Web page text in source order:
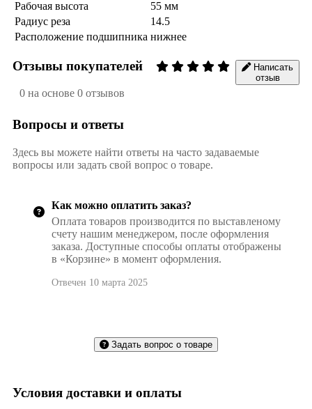
Рабочая высота
55 мм
Радиус реза
14.5
Расположение подшипника нижнее
Отзывы покупателей
0 на основе 0 отзывов
Написать
отзыв
Вопросы и ответы
Здесь вы можете найти ответы на часто задаваемые
вопросы или задать свой вопрос о товаре.
Как можно оплатить заказ?
Оплата товаров производится по выставленому
счету нашим менеджером, после оформления
заказа. Доступные способы оплаты отображены
в «Корзине» в момент оформления.
Отвечен 10 марта 2025
Задать вопрос о товаре
Условия доставки и оплаты